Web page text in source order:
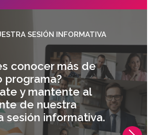
SESIÓN INFORMATIVA
conocer más de
programa?
y mantente al
de nuestra
sesión informativa.